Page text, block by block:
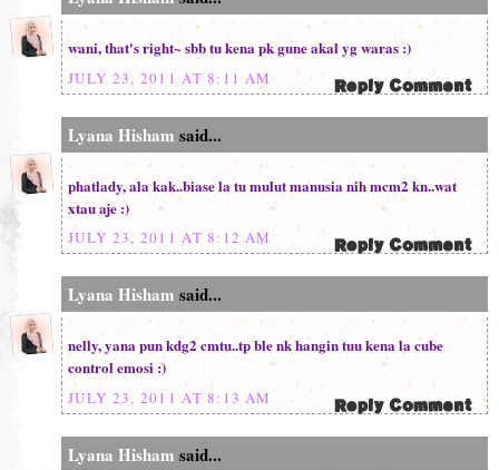
wani, that's right~ sbb tu kena pk gune akal yg waras :)
JULY 23, 2011 AT 8:11 AM
Lyana Hisham said...
phatlady, ala kak..biase la tu mulut manusia nih mcm2 kn..wat
xtau aje :)
JULY 23, 2011 AT 8:12 AM
Lyana Hisham said...
nelly, yana pun kdg2 cmtu..tp ble nk hangin tuu kena la cube
control emosi :)
JULY 23, 2011 AT 8:13 AM
Lyana Hisham said...